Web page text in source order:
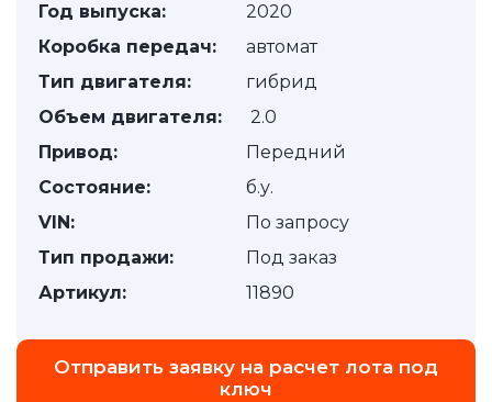
Год выпуска:
2020
Коробка передач:
автомат
Тип двигателя:
гибрид
Объем двигателя:
2.0
Привод:
Передний
Состояние:
б.у.
VIN:
По запросу
Тип продажи:
Под заказ
Артикул:
11890
Отправить заявку на расчет лота под
ключ